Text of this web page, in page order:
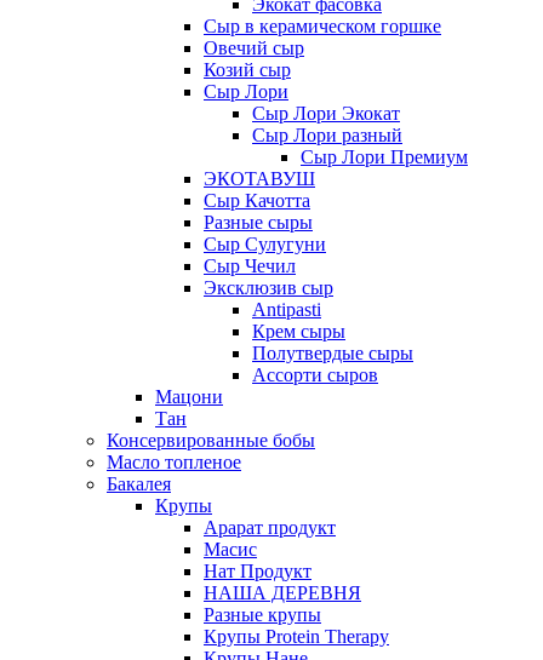
Экокат фасовка
Сыр в керамическом горшке
Овечий сыр
Козий сыр
Сыр Лори
Сыр Лори Экокат
Сыр Лори разный
Сыр Лори Премиум
ЭКОТАВУШ
Сыр Качотта
Разные сыры
Сыр Сулугуни
Сыр Чечил
Эксклюзив сыр
Antipasti
Крем сыры
Полутвердые сыры
Ассорти сыров
Мацони
Тан
Консервированные бобы
Масло топленое
Бакалея
Крупы
Арарат продукт
Масис
Нат Продукт
НАША ДЕРЕВНЯ
Разные крупы
Крупы Protein Therapy